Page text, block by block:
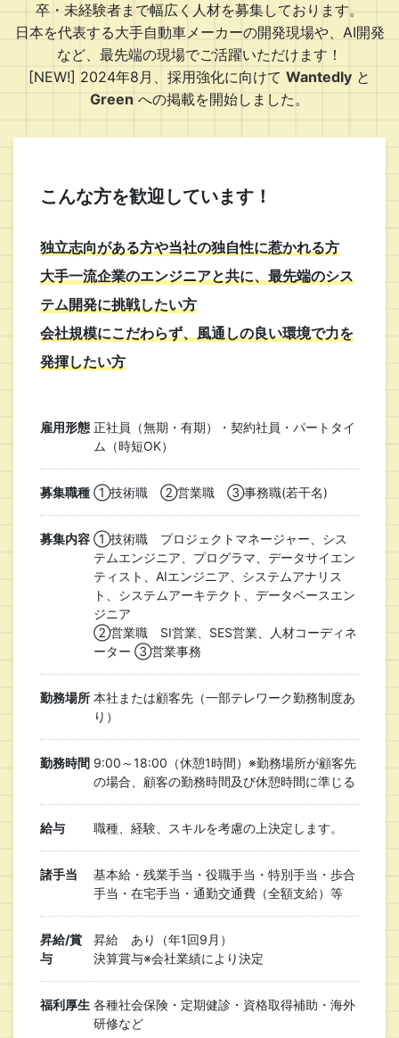
卒・未経験者まで幅広く人材を募集しております。
日本を代表する大手自動車メーカーの開発現場や、AI開発
など、最先端の現場でご活躍いただけます！
[NEW!] 2024年8月、採用強化に向けて Wantedly と
Green への掲載を開始しました。
こんな方を歓迎しています！
独立志向がある方や当社の独自性に惹かれる方
大手一流企業のエンジニアと共に、最先端のシス
テム開発に挑戦したい方
会社規模にこだわらず、風通しの良い環境で力を
発揮したい方
雇用形態 正社員（無期・有期）・契約社員・パートタイ
ム（時短OK）
募集職種 ①技術職 ②営業職 ③事務職(若干名)
募集内容 ①技術職 プロジェクトマネージャー、シス
テムエンジニア、プログラマ、データサイエン
ティスト、AIエンジニア、システムアナリス
ト、システムアーキテクト、データベースエン
ジニア
②営業職 SI営業、SES営業、人材コーディネ
ーター ③営業事務
勤務場所 本社または顧客先（一部テレワーク勤務制度あ
り）
勤務時間 9:00～18:00（休憩1時間）※勤務場所が顧客先
の場合、顧客の勤務時間及び休憩時間に準じる
給与 職種、経験、スキルを考慮の上決定します。
諸手当
基本給・残業手当・役職手当・特別手当・歩合
手当・在宅手当・通勤交通費（全額支給）等
昇給/賞
与
昇給 あり（年1回9月）
決算賞与※会社業績により決定
福利厚生 各種社会保険・定期健診・資格取得補助・海外
研修など